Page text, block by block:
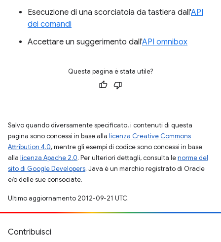
Esecuzione di una scorciatoia da tastiera dall'API
dei comandi
Accettare un suggerimento dall'API omnibox
Questa pagina è stata utile?
Salvo quando diversamente specificato, i contenuti di questa
pagina sono concessi in base alla licenza Creative Commons
Attribution 4.0, mentre gli esempi di codice sono concessi in base
alla licenza Apache 2.0. Per ulteriori dettagli, consulta lenorme del
sito di Google Developers. Java è un marchio registrato di Oracle
e/o delle sue consociate.
Ultimo aggiornamento 2012-09-21 UTC.
Contribuisci